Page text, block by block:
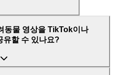
동물 영상을 TikTok이나
유할 수 있나요?